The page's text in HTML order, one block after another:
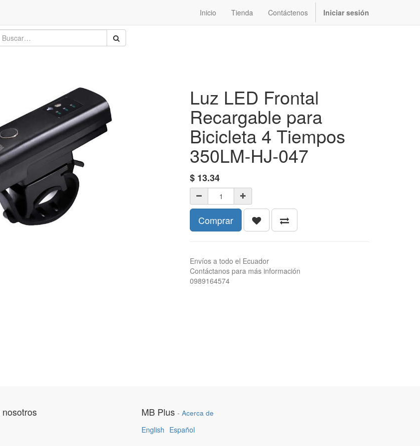
Inicio Tienda Contáctenos Iniciar sesión
Luz LED Frontal
Recargable para
Bicicleta 4 Tiempos
350LM-HJ-047
$ 13.34
Comprar
Envíos a todo el Ecuador
Contáctanos para más información
0989164574
MB Plus - Acerca de
English Español